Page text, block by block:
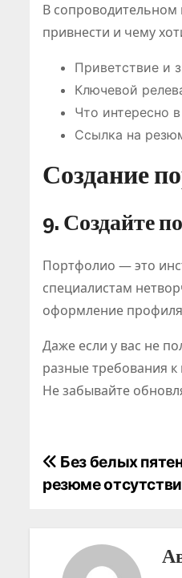
В сопроводительном
привнести и чему
Приветствие и
Ключевой
Что интересно
Ссылка на
Создание
9. Создайте
Портфолио — это
специалистам
оформление
Даже если у вас не
разные требования
Не забывайте
Н
а
Без белых
резюме